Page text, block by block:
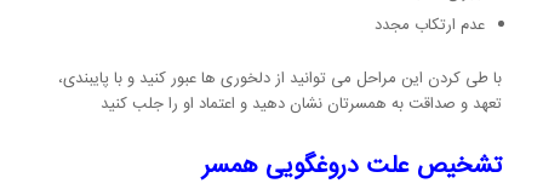
عدم ارتکاب مجدد
با طی کردن این مراحل می توانید از دلخوری ها عبور کنید و با پایبندی،
تعهد و صداقت به همسرتان نشان دهید و اعتماد او را جلب کنید
تشخیص علت دروغگویی همسر